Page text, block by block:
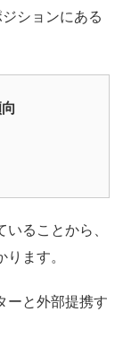
ションにある
ることから、
ます。
ーと外部提携す